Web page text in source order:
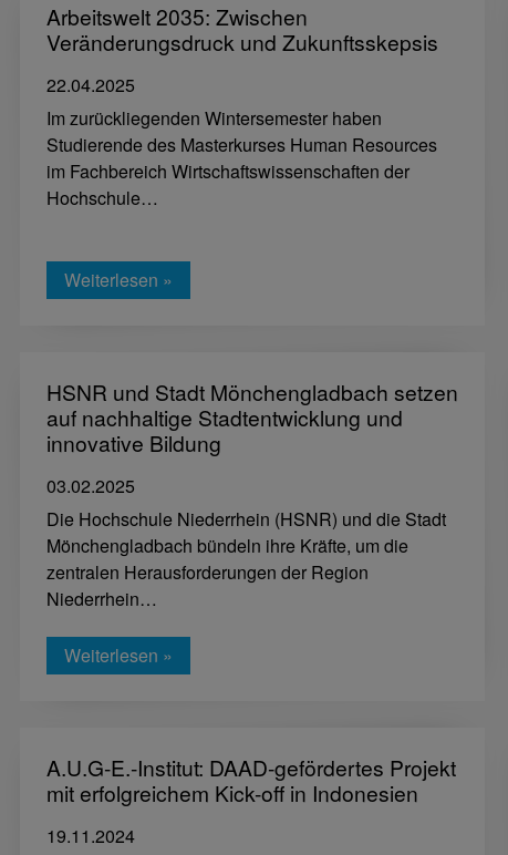
Arbeitswelt 2035: Zwischen
Veränderungsdruck und Zukunftsskepsis
22.04.2025
Im zurückliegenden Wintersemester haben
Studierende des Masterkurses Human Resources
im Fachbereich Wirtschaftswissenschaften der
Hochschule…
Weiterlesen »
HSNR und Stadt Mönchengladbach setzen
auf nachhaltige Stadtentwicklung und
innovative Bildung
03.02.2025
Die Hochschule Niederrhein (HSNR) und die Stadt
Mönchengladbach bündeln ihre Kräfte, um die
zentralen Herausforderungen der Region
Niederrhein…
Weiterlesen »
A.U.G-E.-Institut: DAAD-gefördertes Projekt
mit erfolgreichem Kick-off in Indonesien
19.11.2024